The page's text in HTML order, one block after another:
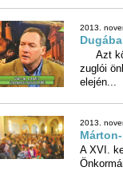
2013.
Azt
zuglói
elején...
2013.
A XVI.